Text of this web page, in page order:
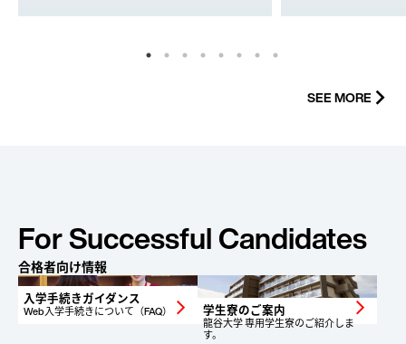
SEE MORE arrow_forward_ios
For Successful Candidates
合格者向け情報
入学手続きガイダンス
Web入学手続きについて（FAQ） arrow_forward_ios 学生寮のご案内
龍谷大学 専用学生寮のご紹介しま
す。
arrow_forward_ios